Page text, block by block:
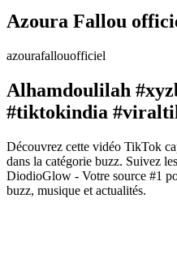
Azoura Fallou
azourafallouofficiel
Alhamdoulilah
#tiktokindia
Découvrez cette vidéo TikTok
dans la catégorie buzz. Suivez
DiodioGlow - Votre source #1
buzz, musique et actualités.